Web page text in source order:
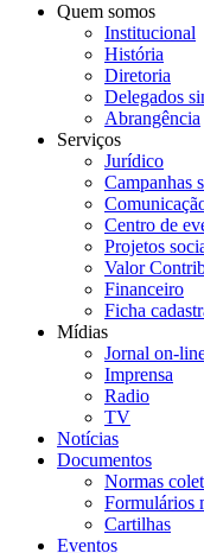
Quem somos
Institucional
História
Diretoria
Delegados
Abrangência
Serviços
Jurídico
Campanhas
Centro de
Projetos
Valor
Financeiro
Ficha
Mídias
Jornal on-
Imprensa
Radio
TV
Notícias
Documentos
Normas
Formulários
Cartilhas
Eventos